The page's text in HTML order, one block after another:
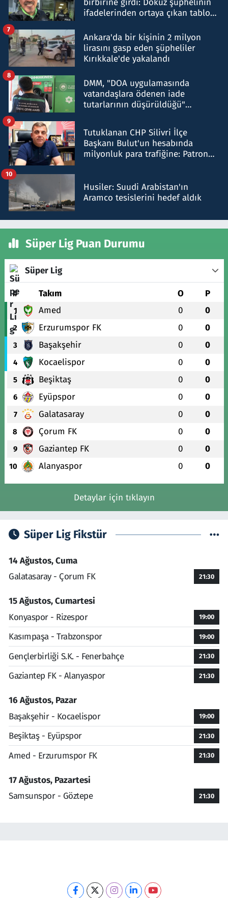
ifadelerinden ortaya çıkan tablo
Ankara'da bir kişinin 2 milyon
lirasını gasp eden şüpheliler
Kırıkkale'de yakalandı
7
DMM, "DOA uygulamasında
vatandaşlara ödenen iade
tutarlarının düşürüldüğü"
8
Tutuklanan CHP Silivri İlçe
Başkanı Bulut'un hesabında
milyonluk para trafiğine: Patron
9
Husiler: Suudi Arabistan'ın
Aramco tesislerini hedef aldık
10
Süper Lig Puan Durumu
Süper Lig
# Takım O P
1 Amed 0 0
2 Erzurumspor FK 0 0
3 Başakşehir 0 0
4 Kocaelispor 0 0
5 Beşiktaş 0 0
6 Eyüpspor 0 0
7 Galatasaray 0 0
8 Çorum FK 0 0
9 Gaziantep FK 0 0
10 Alanyaspor 0 0
Detaylar için tıklayın
Süper Lig Fikstür
14 Ağustos, Cuma
Galatasaray - Çorum FK
21:30
15 Ağustos, Cumartesi
Konyaspor - Rizespor
19:00
Kasımpaşa - Trabzonspor 19:00
Gençlerbirliği S.K. - Fenerbahçe 21:30
Gaziantep FK - Alanyaspor 21:30
16 Ağustos, Pazar
Başakşehir - Kocaelispor
19:00
Beşiktaş - Eyüpspor 21:30
Amed - Erzurumspor FK 21:30
17 Ağustos, Pazartesi
Samsunspor - Göztepe
21:30